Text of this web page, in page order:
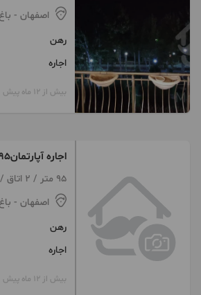
اصفهان -
رهن
اجاره
بیش از 12 ماه پیش
غدیر)
95 متر / 2 اتاق / ساخت 1385
اصفهان -
رهن
اجاره
بیش از 12 ماه پیش